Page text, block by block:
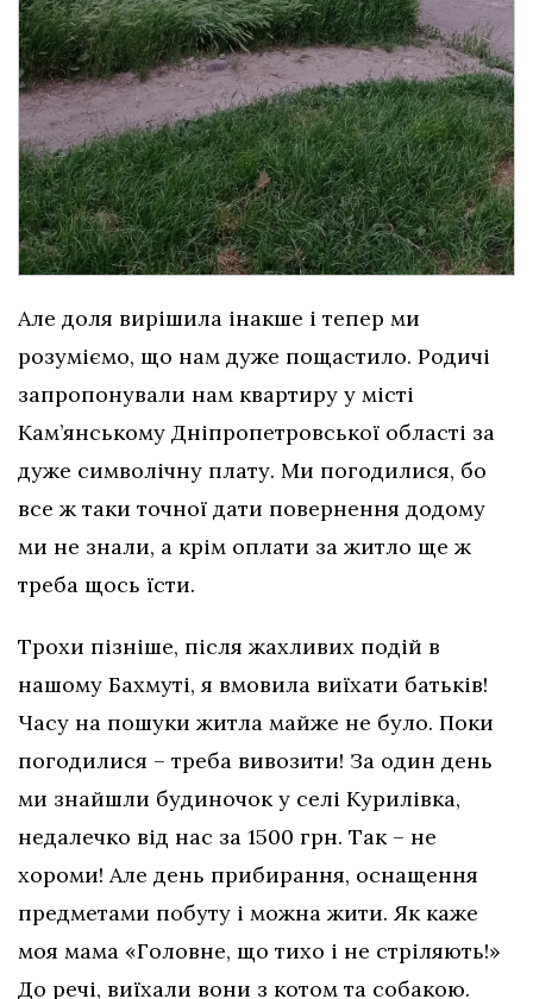
Але доля вирішила інакше і тепер ми
розуміємо, що нам дуже пощастило. Родичі
запропонували нам квартиру у місті
Кам’янському Дніпропетровської області за
дуже символічну плату. Ми погодилися, бо
все ж таки точної дати повернення додому
ми не знали, а крім оплати за житло ще ж
треба щось їсти.
Трохи пізніше, після жахливих подій в
нашому Бахмуті, я вмовила виїхати батьків!
Часу на пошуки житла майже не було. Поки
погодилися – треба вивозити! За один день
ми знайшли будиночок у селі Курилівка,
недалечко від нас за 1500 грн. Так – не
хороми! Але день прибирання, оснащення
предметами побуту і можна жити. Як каже
моя мама «Головне, що тихо і не стріляють!»
До речі, виїхали вони з котом та собакою.